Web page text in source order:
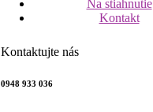
Na stiahnutie
Kontakt
0948 933 036
Kontaktujte nás